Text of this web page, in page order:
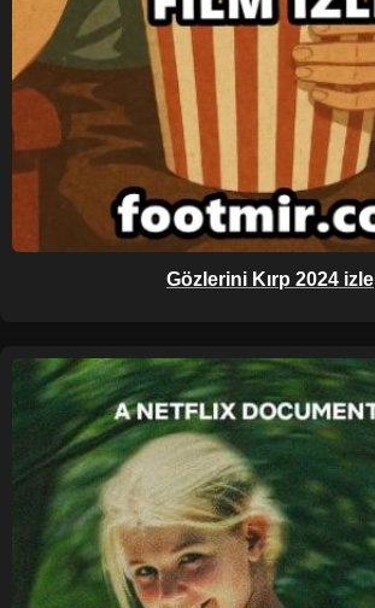
Gözlerini Kırp 2024 izle